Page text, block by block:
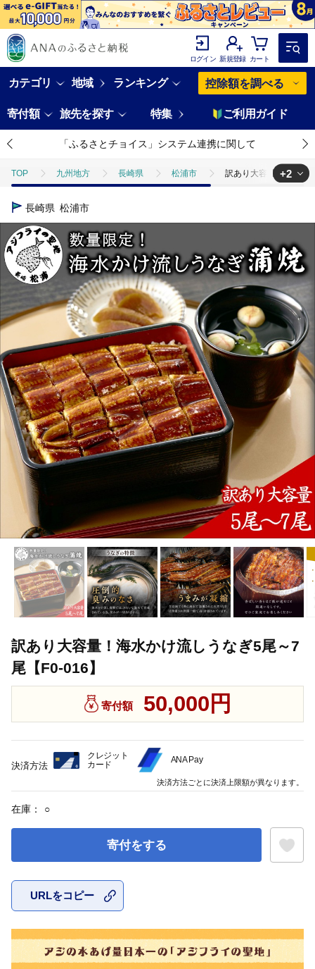
ログイン 新規登録 カート
カテゴリ 地域 ランキング 控除額を調べる
寄付額 旅先を探す 特集 ご利用ガイド
「ふるさとチョイス」システム連携に関して
TOP 九州地方 長崎県 松浦市 訳あり大容量！海水か
TOP
TOP
+2
長崎県 松浦市
訳あり大容量！海水かけ流しうなぎ5尾～7
尾【F0-016】
寄付額 50,000円
在庫： ○
寄付をする
URLをコピー
決済方法
クレジット
カード
ANA Pay
決済方法ごとに決済上限額が異なります。